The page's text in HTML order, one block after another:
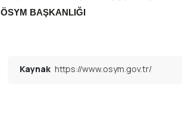
ÖSYM BAŞKANLIĞI
Kaynak https://www.osym.gov.tr/